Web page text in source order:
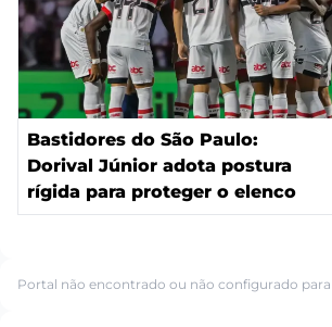
Bastidores do São Paulo:
Dorival Júnior adota postura
rígida para proteger o elenco
Portal não encontrado ou não configurado para